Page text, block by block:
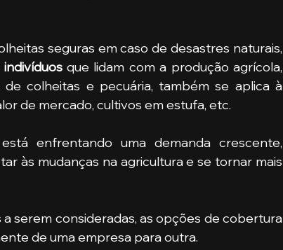
seguras em caso de desastres naturais,
que lidam com a produção agrícola,
colheitas e pecuária, também se aplica à
de mercado, cultivos em estufa, etc.
está enfrentando uma demanda crescente,
às mudanças na agricultura e se tornar mais
serem consideradas, as opções de cobertura
de uma empresa para outra.